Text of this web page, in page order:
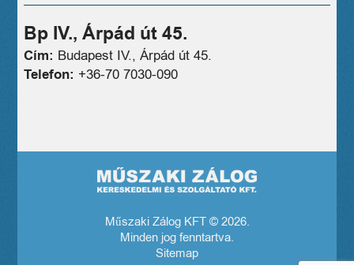
Bp IV., Árpád út 45.
Cím: Budapest IV., Árpád út 45.
Telefon: +36-70 7030-090
Műszaki Zálog KFT © 2026.
Minden jog fenntartva.
Sitemap